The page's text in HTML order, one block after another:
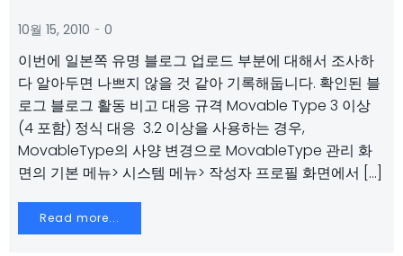
10월 15, 2010 - 0
이번에 일본쪽 유명 블로그 업로드 부분에 대해서 조사하
다 알아두면 나쁘지 않을 것 같아 기록해둡니다. 확인된 블
로그 블로그 활동 비고 대응 규격 Movable Type 3 이상
(4 포함) 정식 대응 3.2 이상을 사용하는 경우,
MovableType의 사양 변경으로 MovableType 관리 화
면의 기본 메뉴> 시스템 메뉴> 작성자 프로필 화면에서 […]
Read more...